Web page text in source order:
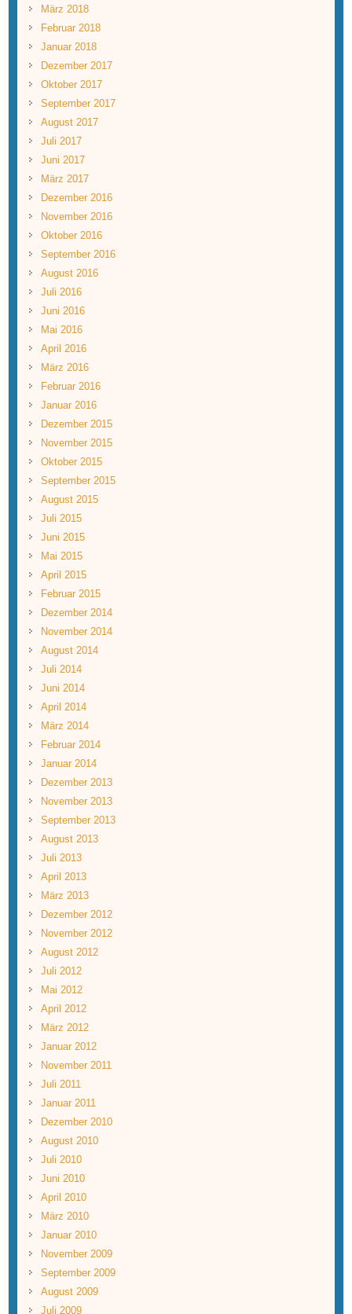
März 2018
Februar 2018
Januar 2018
Dezember 2017
Oktober 2017
September 2017
August 2017
Juli 2017
Juni 2017
März 2017
Dezember 2016
November 2016
Oktober 2016
September 2016
August 2016
Juli 2016
Juni 2016
Mai 2016
April 2016
März 2016
Februar 2016
Januar 2016
Dezember 2015
November 2015
Oktober 2015
September 2015
August 2015
Juli 2015
Juni 2015
Mai 2015
April 2015
Februar 2015
Dezember 2014
November 2014
August 2014
Juli 2014
Juni 2014
April 2014
März 2014
Februar 2014
Januar 2014
Dezember 2013
November 2013
September 2013
August 2013
Juli 2013
April 2013
März 2013
Dezember 2012
November 2012
August 2012
Juli 2012
Mai 2012
April 2012
März 2012
Januar 2012
November 2011
Juli 2011
Januar 2011
Dezember 2010
August 2010
Juli 2010
Juni 2010
April 2010
März 2010
Januar 2010
November 2009
September 2009
August 2009
Juli 2009